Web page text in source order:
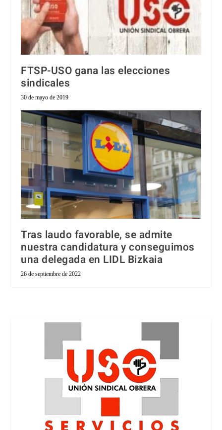
FTSP-USO gana las elecciones
sindicales
30 de mayo de 2019
Tras laudo favorable, se admite
nuestra candidatura y conseguimos
una delegada en LIDL Bizkaia
26 de septiembre de 2022